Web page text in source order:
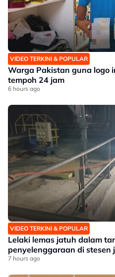
VIDEO TERKINI & POPULAR
Warga Pakistan guna logo
tempoh 24 jam
6 hours ago
VIDEO TERKINI & POPULAR
Lelaki lemas jatuh dalam
penyelenggaraan di stesen
7 hours ago